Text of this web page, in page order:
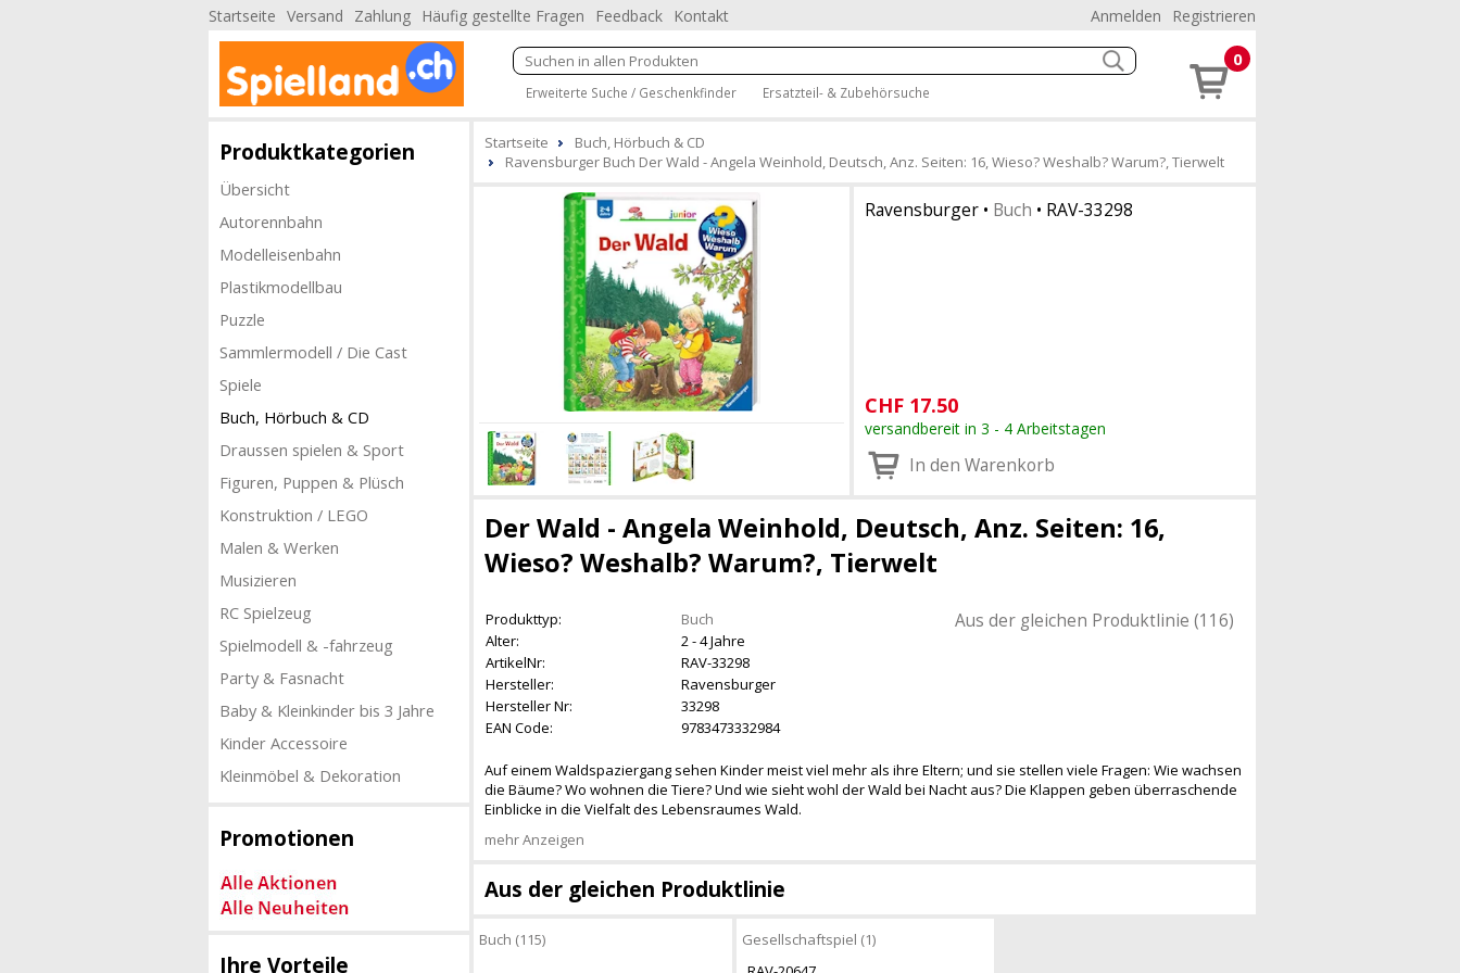
Startseite Versand Zahlung Häufig gestellte Fragen Feedback Kontakt Anmelden Registrieren
Erweiterte Suche / Geschenkfinder Ersatzteil- & Zubehörsuche
0
Produktkategorien
Übersicht
Autorennbahn
Modelleisenbahn
Plastikmodellbau
Puzzle
Sammlermodell / Die Cast
Spiele
Buch, Hörbuch & CD
Draussen spielen & Sport
Figuren, Puppen & Plüsch
Konstruktion / LEGO
Malen & Werken
Musizieren
RC Spielzeug
Spielmodell & -fahrzeug
Party & Fasnacht
Baby & Kleinkinder bis 3 Jahre
Kinder Accessoire
Kleinmöbel & Dekoration
Promotionen
Ihre Vorteile
Startseite
Buch, Hörbuch & CD
Ravensburger Buch Der Wald - Angela Weinhold, Deutsch, Anz. Seiten: 16, Wieso? Weshalb? Warum?, Tierwelt
Ravensburger• Buch • RAV-33298
CHF 17.50
versandbereit in 3 - 4 Arbeitstagen
In den Warenkorb
Der Wald - Angela Weinhold, Deutsch, Anz. Seiten: 16,
Wieso? Weshalb? Warum?, Tierwelt
Produkttyp:
Buch
Alter:
2 - 4 Jahre
ArtikelNr:
RAV-33298
Hersteller:
Ravensburger
Hersteller Nr:
33298
EAN Code:
9783473332984
Aus der gleichen Produktlinie (116)
Auf einem Waldspaziergang sehen Kinder meist viel mehr als ihre Eltern; und sie stellen viele Fragen: Wie wachsen
die Bäume? Wo wohnen die Tiere? Und wie sieht wohl der Wald bei Nacht aus? Die Klappen geben überraschende
Einblicke in die Vielfalt des Lebensraumes Wald.
mehr Anzeigen
Aus der gleichen Produktlinie
Buch (115)
Gesellschaftspiel (1)